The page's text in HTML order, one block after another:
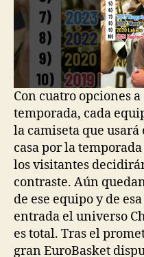
Con cuatro opciones
temporada, cada
la camiseta que
casa por la
los visitantes
contraste. Aún
de ese equipo y de
entrada el universo
es total. Tras el
gran EuroBasket